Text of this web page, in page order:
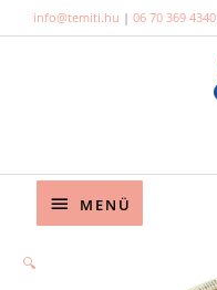
to
info@temiti.hu | 06 70 369 4340
Below
MENÜ
🔍
Elskbar